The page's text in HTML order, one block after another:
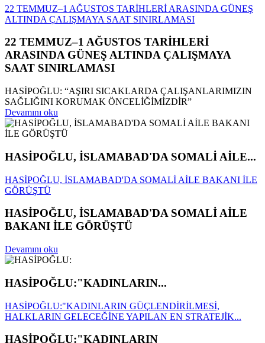
22 TEMMUZ–1 AĞUSTOS TARİHLERİ ARASINDA GÜNEŞ
ALTINDA ÇALIŞMAYA SAAT SINIRLAMASI
22 TEMMUZ–1 AĞUSTOS TARİHLERİ
ARASINDA GÜNEŞ ALTINDA ÇALIŞMAYA
SAAT SINIRLAMASI
HASİPOĞLU: “AŞIRI SICAKLARDA ÇALIŞANLARIMIZIN
SAĞLIĞINI KORUMAK ÖNCELİĞİMİZDİR”
Devamını oku
HASİPOĞLU, İSLAMABAD'DA SOMALİ AİLE...
HASİPOĞLU, İSLAMABAD'DA SOMALİ AİLE BAKANI İLE
GÖRÜŞTÜ
HASİPOĞLU, İSLAMABAD'DA SOMALİ AİLE
BAKANI İLE GÖRÜŞTÜ
Devamını oku
HASİPOĞLU:"KADINLARIN...
HASİPOĞLU:"KADINLARIN GÜÇLENDİRİLMESİ,
HALKLARIN GELECEĞİNE YAPILAN EN STRATEJİK...
HASİPOĞLU:"KADINLARIN